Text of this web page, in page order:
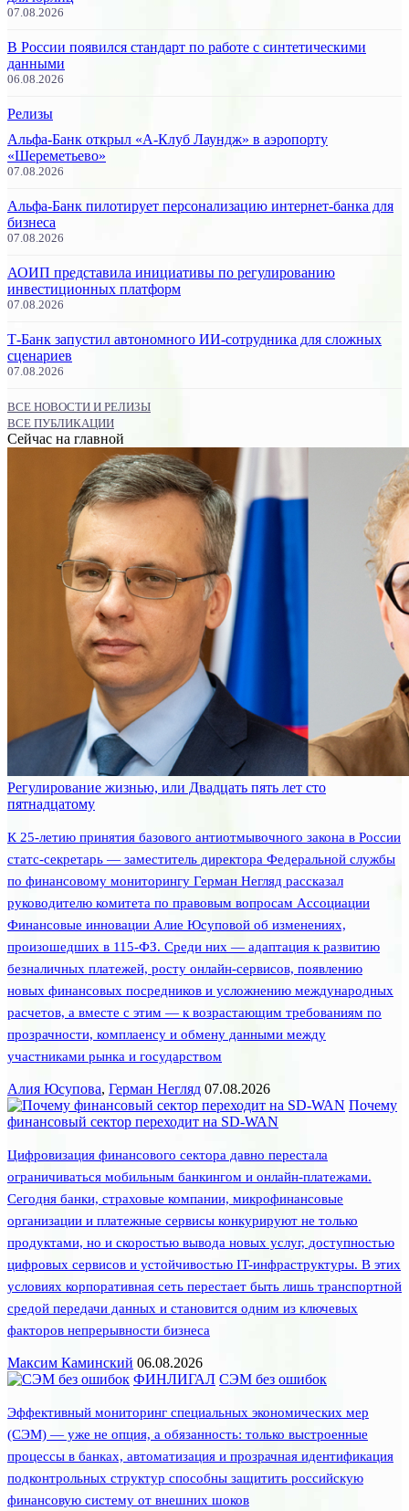
07.08.2026
В России появился стандарт по работе с синтетическими
данными
06.08.2026
Релизы
Альфа-Банк открыл «А-Клуб Лаундж» в аэропорту
«Шереметьево»
07.08.2026
Альфа-Банк пилотирует персонализацию интернет-банка для
бизнеса
07.08.2026
АОИП представила инициативы по регулированию
инвестиционных платформ
07.08.2026
Т-Банк запустил автономного ИИ-сотрудника для сложных
сценариев
07.08.2026
ВСЕ НОВОСТИ И РЕЛИЗЫ
ВСЕ ПУБЛИКАЦИИ
Сейчас на главной
Регулирование жизнью, или Двадцать пять лет сто
пятнадцатому
К 25-летию принятия базового антиотмывочного закона в России
статс-секретарь — заместитель директора Федеральной службы
по финансовому мониторингу Герман Негляд рассказал
руководителю комитета по правовым вопросам Ассоциации
Финансовые инновации Алие Юсуповой об изменениях,
произошедших в 115-ФЗ. Среди них — адаптация к развитию
безналичных платежей, росту онлайн-сервисов, появлению
новых финансовых посредников и усложнению международных
расчетов, а вместе с этим — к возрастающим требованиям по
прозрачности, комплаенсу и обмену данными между
участниками рынка и государством
Алия Юсупова, Герман Негляд 07.08.2026
Почему
финансовый сектор переходит на SD-WAN
Цифровизация финансового сектора давно перестала
ограничиваться мобильным банкингом и онлайн-платежами.
Сегодня банки, страховые компании, микрофинансовые
организации и платежные сервисы конкурируют не только
продуктами, но и скоростью вывода новых услуг, доступностью
цифровых сервисов и устойчивостью IT-инфраструктуры. В этих
условиях корпоративная сеть перестает быть лишь транспортной
средой передачи данных и становится одним из ключевых
факторов непрерывности бизнеса
Максим Каминский 06.08.2026
ФИНЛИГАЛ СЭМ без ошибок
Эффективный мониторинг специальных экономических мер
(СЭМ) — уже не опция, а обязанность: только выстроенные
процессы в банках, автоматизация и прозрачная идентификация
подконтрольных структур способны защитить российскую
финансовую систему от внешних шоков